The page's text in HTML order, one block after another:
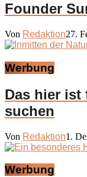
Founder
Von Redaktion27.
Werbung
Das hier ist
suchen
Von Redaktion1.
Werbung